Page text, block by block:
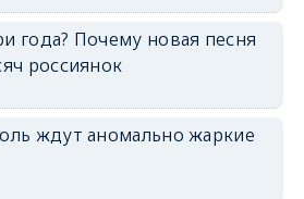
года? Почему новая песня
россиянок
ждут аномально жаркие